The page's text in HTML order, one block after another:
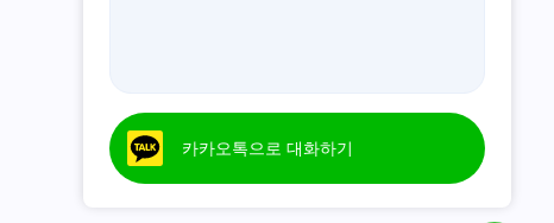
카카오톡으로 대화하기